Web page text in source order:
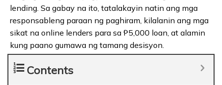
lending. Sa gabay na ito, tatalakayin natin ang mga
responsableng paraan ng paghiram, kilalanin ang mga
sikat na online lenders para sa ₱5,000 loan, at alamin
kung paano gumawa ng tamang desisyon.
Contents